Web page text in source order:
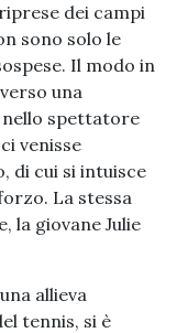
dei campi
sono solo le
Il modo in
una
spettatore
venisse
di cui si intuisce
La stessa
la giovane Julie
allieva
tennis, si è